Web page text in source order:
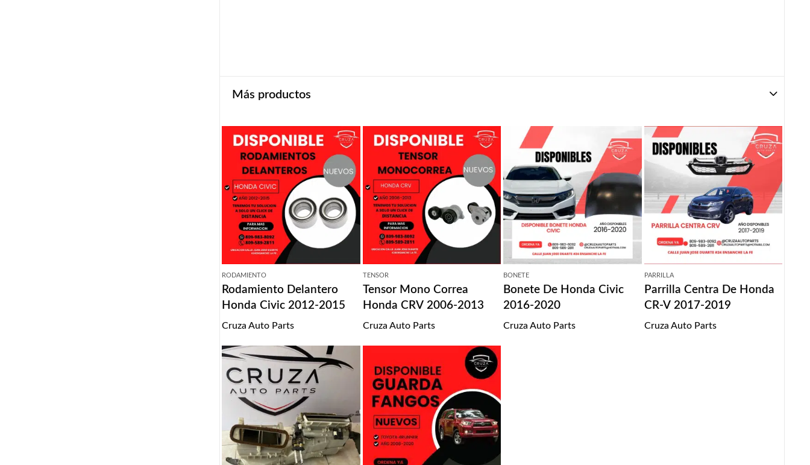
Más productos
RODAMIENTO
Rodamiento Delantero
Honda Civic 2012-2015
Cruza Auto Parts
TENSOR
Tensor Mono Correa
Honda CRV 2006-2013
Cruza Auto Parts
BONETE
Bonete De Honda Civic
2016-2020
Cruza Auto Parts
PARRILLA
Parrilla Centra De Honda
CR-V 2017-2019
Cruza Auto Parts